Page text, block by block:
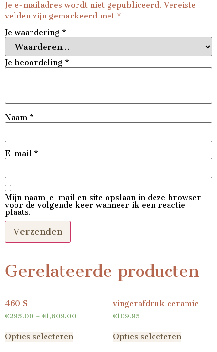
Je e-mailadres wordt niet gepubliceerd. Vereiste
velden zijn gemarkeerd met *
Je waardering *
Je beoordeling *
Naam *
E-mail *
Mijn naam, e-mail en site opslaan in deze browser
voor de volgende keer wanneer ik een reactie
plaats.
Gerelateerde producten
460 S
€295.00 – €1,609.00
Opties selecteren
vingerafdruk ceramic
€109.95
Opties selecteren